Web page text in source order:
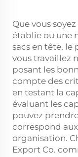
Que vous
établie ou une
sacs en tête, le
vous travaillez
posant les
compte des
en testant la
évaluant les
pouvez
correspond
organisation.
Export Co.